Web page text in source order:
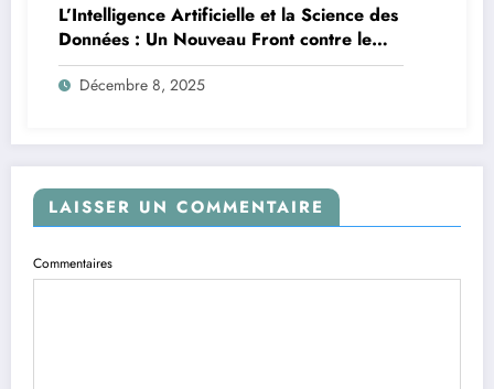
L’Intelligence Artificielle et la Science des
Données : Un Nouveau Front contre le
Paludisme en Afrique
Décembre 8, 2025
LAISSER UN COMMENTAIRE
Commentaires